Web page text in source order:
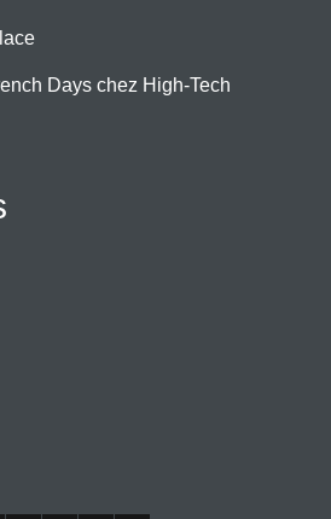
Days chez High-Tech